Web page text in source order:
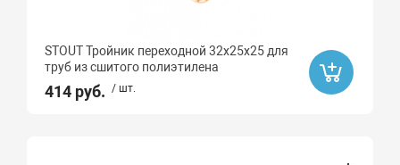
STOUT Тройник переходной 32х25х25 для
труб из сшитого полиэтилена
414 руб. / шт.